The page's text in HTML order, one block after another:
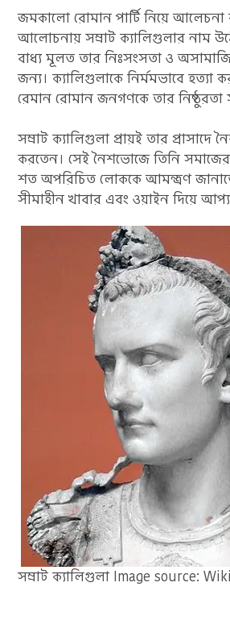
জমকালো রোমান পার্টি নিয়ে
আলোচনায় সম্রাট ক্যালিগুলার নাম
বাধ্য মূলত তার নিঃসংসতা ও
জন্য। ক্যালিগুলাকে নির্মমভাবে হত্যা
রেমান রোমান জনগণকে তার নিষ্ঠুরতা
সম্রাট ক্যালিগুলা প্রায়ই তার
করতেন। সেই নৈশভোজে তিনি
শত অপরিচিত লোককে আমন্ত্রণ
সীমাহীন খাবার এবং ওয়াইন দিয়ে
সম্রাট ক্যালিগুলা Image source: